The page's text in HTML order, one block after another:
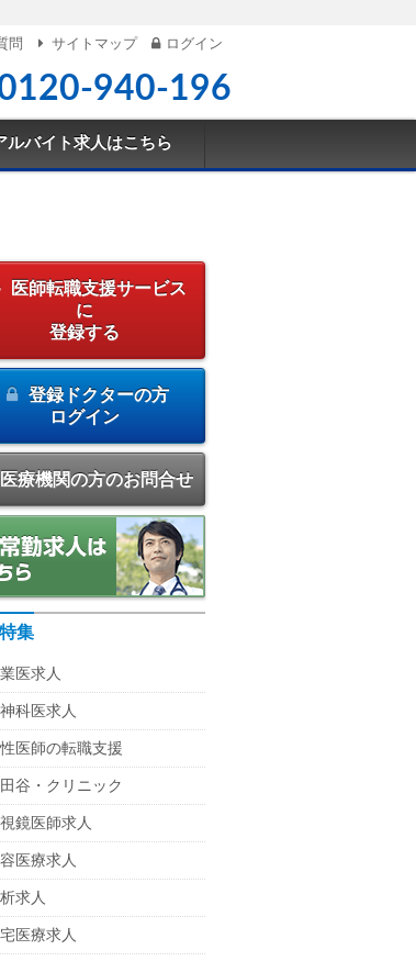
940-196
問 サイトマップ ログイン
ルバイト求人はこちら
医師転職支援サービス
に
登録する
登録ドクターの方
ログイン
医療機関の方のお問合せ
集
医求人
科医求人
医師の転職支援
谷・クリニック
鏡医師求人
医療求人
求人
医療求人